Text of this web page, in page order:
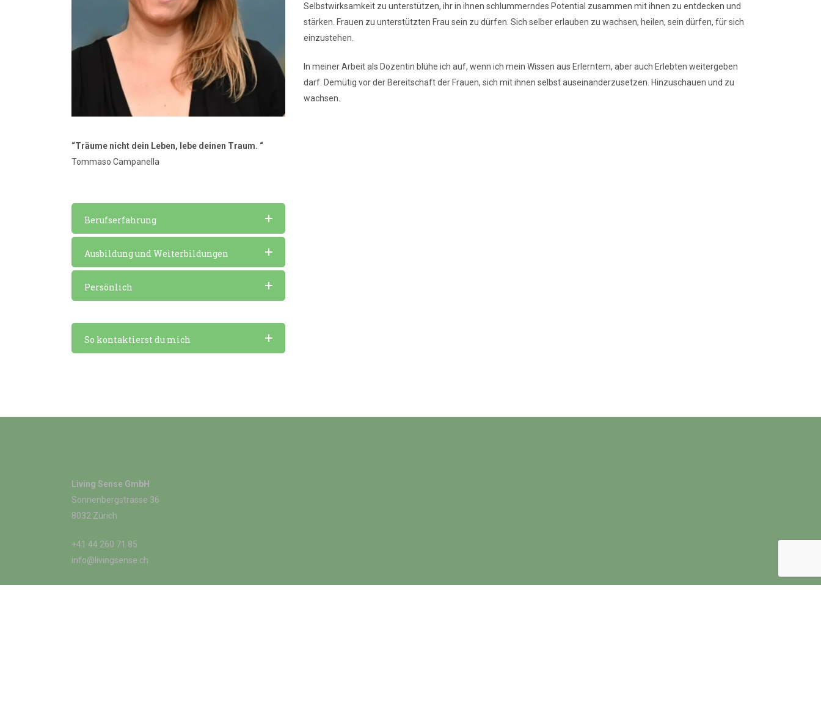
“Träume nicht dein Leben, lebe deinen Traum. “
Tommaso Campanella
Berufserfahrung
Ausbildung und Weiterbildungen
Persönlich
So kontaktierst du mich
Selbstwirksamkeit zu unterstützen, ihr in ihnen schlummerndes Potential zusammen mit ihnen zu entdecken und
stärken. Frauen zu unterstützten Frau sein zu dürfen. Sich selber erlauben zu wachsen, heilen, sein dürfen, für sich
einzustehen.
In meiner Arbeit als Dozentin blühe ich auf, wenn ich mein Wissen aus Erlerntem, aber auch Erlebten weitergeben
darf. Demütig vor der Bereitschaft der Frauen, sich mit ihnen selbst auseinanderzusetzen. Hinzuschauen und zu
wachsen.
Living Sense GmbH
Sonnenbergstrasse 36
8032 Zürich
+41 44 260 71 85
info@livingsense.ch